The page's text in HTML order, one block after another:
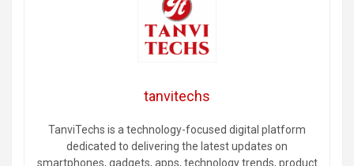
tanvitechs
TanviTechs is a technology-focused digital platform
dedicated to delivering the latest updates on
smartphones, gadgets, apps, technology trends, product